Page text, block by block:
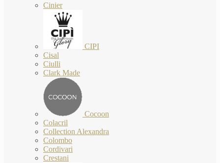
Cinier
CIPI
Cisal
Ciulli
Clark Made
Cocoon
Colacril
Collection Alexandra
Colombo
Cordivari
Crestani